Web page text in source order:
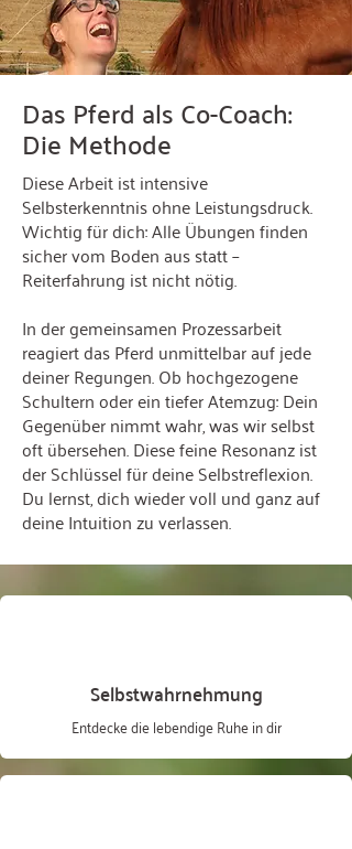
Das Pferd als Co-Coach:
Die Methode
Diese Arbeit ist intensive
Selbsterkenntnis ohne Leistungsdruck.
Wichtig für dich: Alle Übungen finden
sicher vom Boden aus statt –
Reiterfahrung ist nicht nötig.
In der gemeinsamen Prozessarbeit
reagiert das Pferd unmittelbar auf jede
deiner Regungen. Ob hochgezogene
Schultern oder ein tiefer Atemzug: Dein
Gegenüber nimmt wahr, was wir selbst
oft übersehen. Diese feine Resonanz ist
der Schlüssel für deine Selbstreflexion.
Du lernst, dich wieder voll und ganz auf
deine Intuition zu verlassen.
Selbstwahrnehmung
Entdecke die lebendige Ruhe in dir